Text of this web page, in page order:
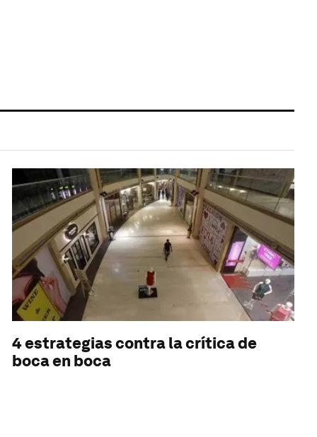
4 estrategias contra la crítica de
boca en boca